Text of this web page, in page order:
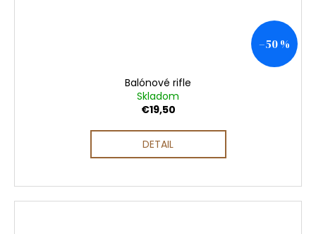
–50 %
Balónové rifle
Skladom
€19,50
DETAIL